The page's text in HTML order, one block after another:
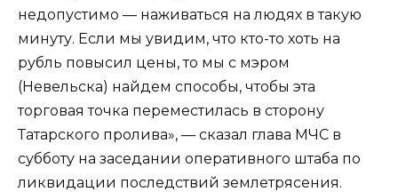
недопустимо — наживаться на людях в такую
минуту. Если мы увидим, что кто-то хоть на
рубль повысил цены, то мы с мэром
(Невельска) найдем способы, чтобы эта
торговая точка переместилась в сторону
Татарского пролива», — сказал глава МЧС в
субботу на заседании оперативного штаба по
ликвидации последствий землетрясения.